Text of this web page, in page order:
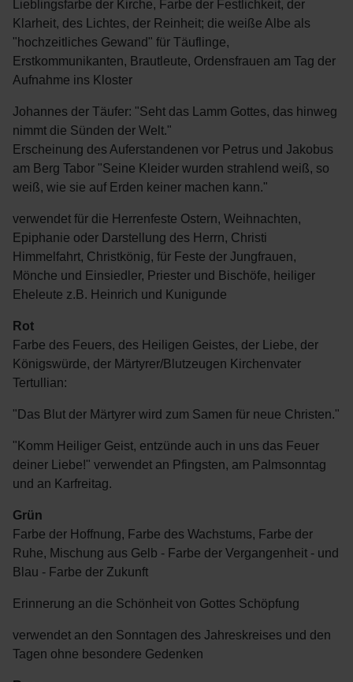
Lieblingsfarbe der Kirche, Farbe der Festlichkeit, der
Klarheit, des Lichtes, der Reinheit; die weiße Albe als
"hochzeitliches Gewand" für Täuflinge,
Erstkommunikanten, Brautleute, Ordensfrauen am Tag der
Aufnahme ins Kloster
Johannes der Täufer: "Seht das Lamm Gottes, das hinweg
nimmt die Sünden der Welt."
Erscheinung des Auferstandenen vor Petrus und Jakobus
am Berg Tabor "Seine Kleider wurden strahlend weiß, so
weiß, wie sie auf Erden keiner machen kann."
verwendet für die Herrenfeste Ostern, Weihnachten,
Epiphanie oder Darstellung des Herrn, Christi
Himmelfahrt, Christkönig, für Feste der Jungfrauen,
Mönche und Einsiedler, Priester und Bischöfe, heiliger
Eheleute z.B. Heinrich und Kunigunde
Rot
Farbe des Feuers, des Heiligen Geistes, der Liebe, der
Königswürde, der Märtyrer/Blutzeugen Kirchenvater
Tertullian:
"Das Blut der Märtyrer wird zum Samen für neue Christen."
"Komm Heiliger Geist, entzünde auch in uns das Feuer
deiner Liebe!" verwendet an Pfingsten, am Palmsonntag
und an Karfreitag.
Grün
Farbe der Hoffnung, Farbe des Wachstums, Farbe der
Ruhe, Mischung aus Gelb - Farbe der Vergangenheit - und
Blau - Farbe der Zukunft
Erinnerung an die Schönheit von Gottes Schöpfung
verwendet an den Sonntagen des Jahreskreises und den
Tagen ohne besondere Gedenken